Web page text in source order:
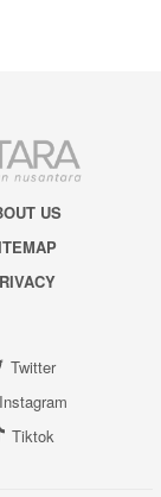
US
Twitter
Instagram
Tiktok